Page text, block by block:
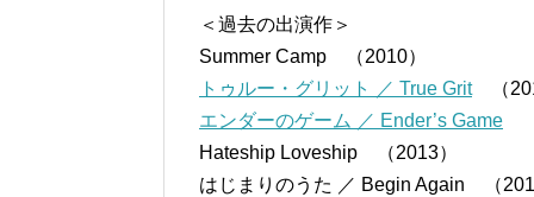
＜過去の出演作＞
Summer Camp （2010）
トゥルー・グリット ／ True Grit（
エンダーのゲーム ／ Ender’s Game
Hateship Loveship （2013）
はじまりのうた ／ Begin Again （